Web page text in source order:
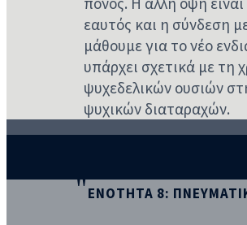
εαυτός και η σύνδεση
μάθουμε για το νέο
υπάρχει σχετικά με τη
ψυχεδελικών ουσιών
ψυχικών διαταραχών.
ΕΝΟΤΗΤΑ 8: